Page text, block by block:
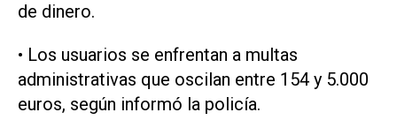
de dinero.
• Los usuarios se enfrentan a multas
administrativas que oscilan ‌entre ⁠154 y 5.000
euros, según informó la policía.